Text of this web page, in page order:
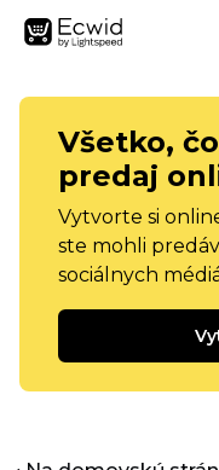
Všetko,
predaj
Vytvorte si
ste mohli
sociálnych